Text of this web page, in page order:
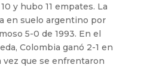
y hubo 11 empates. La
en suelo argentino por
5-0 de 1993. En el
Colombia ganó 2-1 en
vez que se enfrentaron